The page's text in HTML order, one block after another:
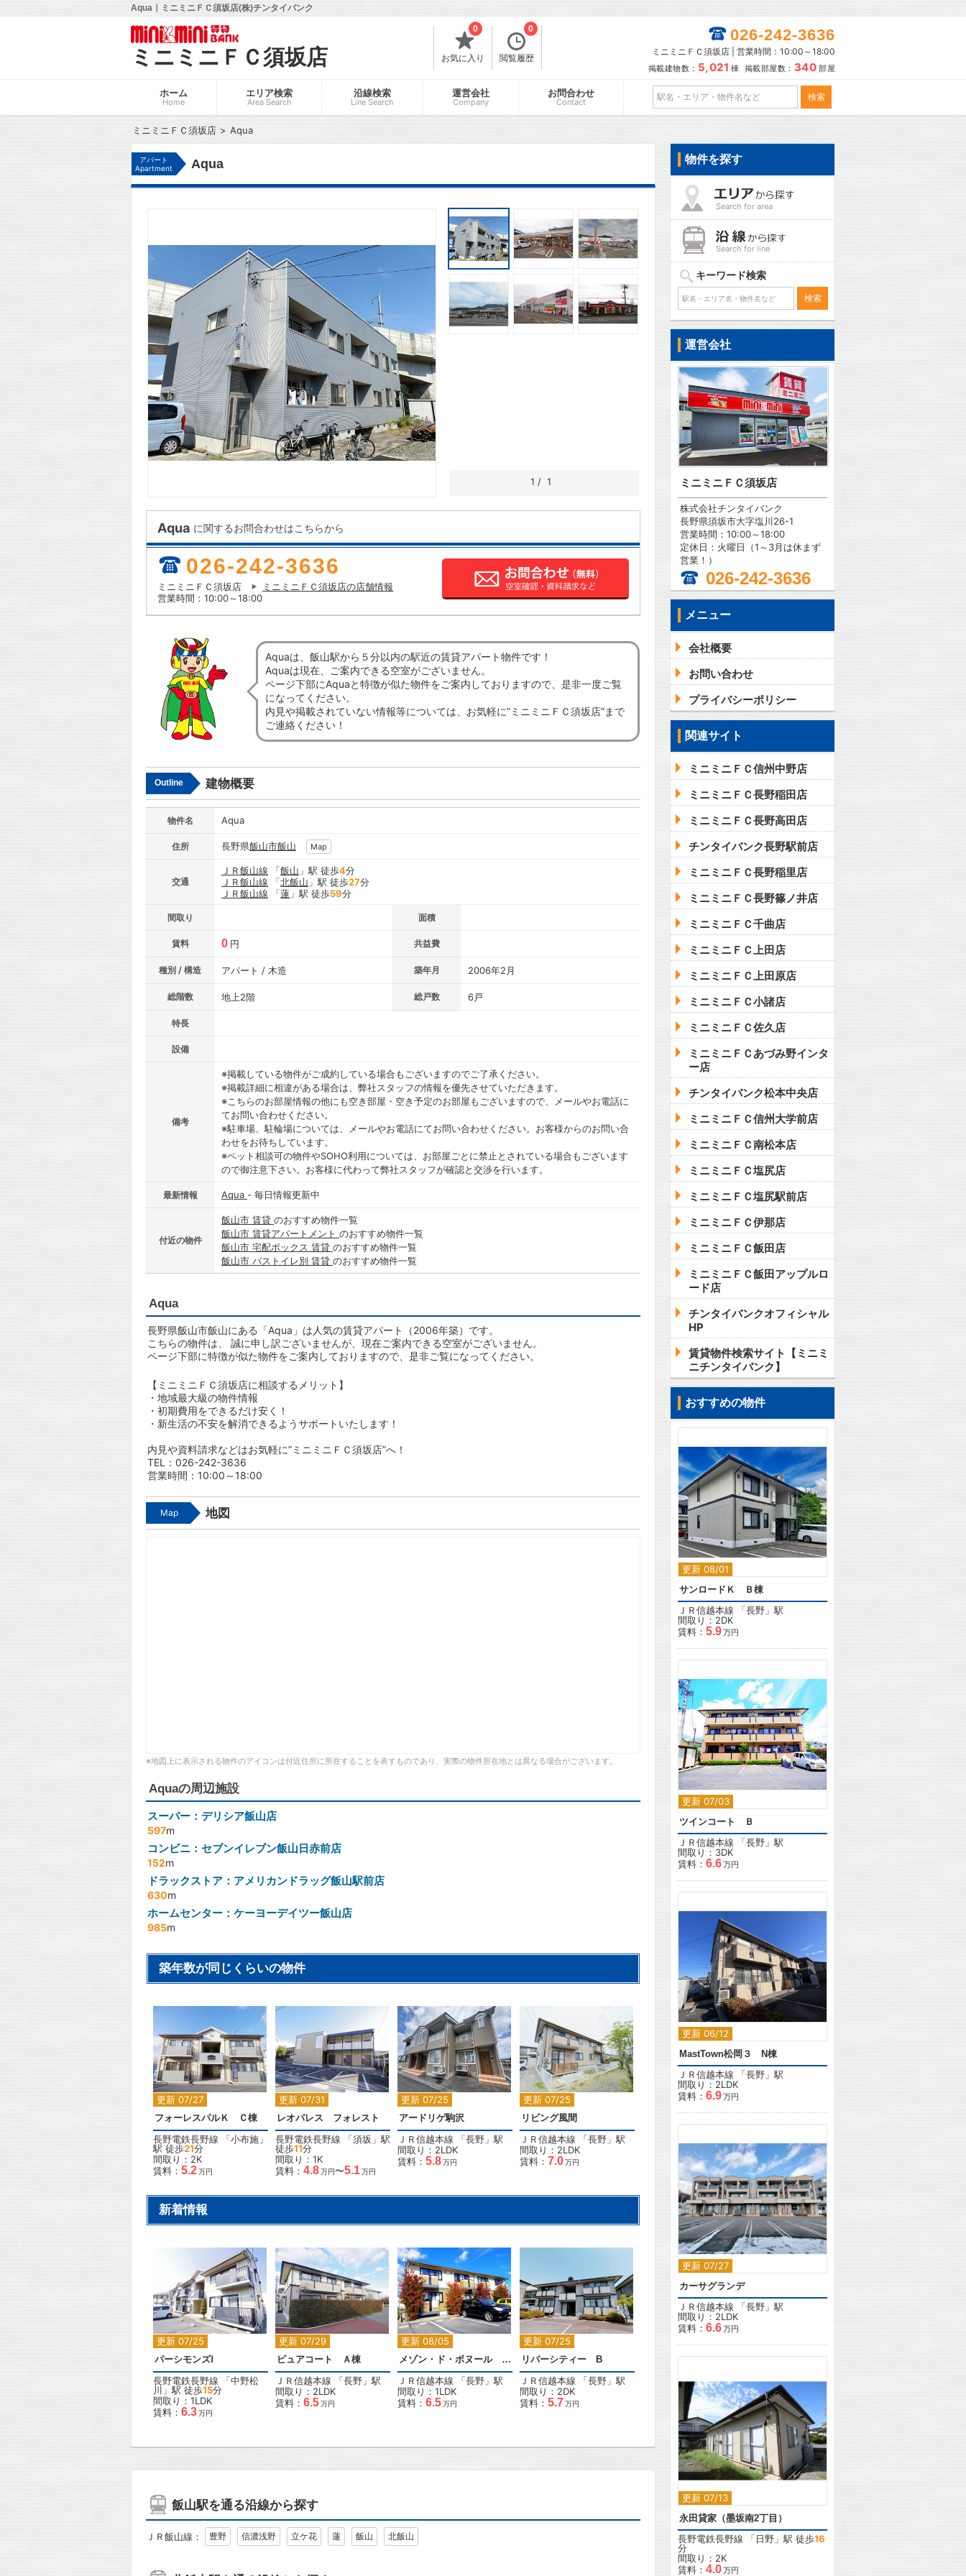
Aqua｜ミニミニＦＣ須坂店(株)チンタイバンク
ミニミニＦＣ須坂店 お気に入り
0
閲覧履歴
0 026-242-3636
ミニミニＦＣ須坂店 | 営業時間：10:00～18:00
掲載建物数： 5,021 棟 掲載部屋数： 340 部屋
ホーム
Home
エリア検索
Area Search
沿線検索
Line Search
運営会社
Company
お問合わせ
Contact
ミニミニＦＣ須坂店 Aqua
アパート
Apartment
Aqua
1 / 1
Aqua に関するお問合わせはこちらから
026-242-3636
ミニミニＦＣ須坂店
ミニミニＦＣ須坂店の店舗情報
営業時間：10:00～18:00
Aquaは、飯山駅から５分以内の駅近の賃貸アパート物件です！
Aquaは現在、ご案内できる空室がございません。
ページ下部にAquaと特徴が似た物件をご案内しておりますので、是非一度ご覧
になってください。
内見や掲載されていない情報等については、お気軽に”ミニミニＦＣ須坂店”まで
ご連絡ください！
Outline 建物概要
物件名 Aqua
住所 長野県飯山市飯山 Map
交通
ＪＲ飯山線 「飯山 」駅 徒歩4分
ＪＲ飯山線 「北飯山 」駅 徒歩27分
ＪＲ飯山線 「蓮 」駅 徒歩59分
間取り 面積
賃料 0 円 共益費
種別 / 構造 アパート / 木造 築年月 2006年2月
総階数 地上2階 総戸数 6戸
特長
設備
備考
※掲載している物件がご成約している場合もございますのでご了承ください。
※掲載詳細に相違がある場合は、弊社スタッフの情報を優先させていただきます。
※こちらのお部屋情報の他にも空き部屋・空き予定のお部屋もございますので、メールやお電話に
てお問い合わせください。
※駐車場、駐輪場については、メールやお電話にてお問い合わせください。お客様からのお問い合
わせをお待ちしています。
※ペット相談可の物件やSOHO利用については、お部屋ごとに禁止とされている場合もございます
ので御注意下さい。お客様に代わって弊社スタッフが確認と交渉を行います。
最新情報 Aqua - 毎日情報更新中
付近の物件
飯山市 賃貸 のおすすめ物件一覧
飯山市 賃貸アパートメント のおすすめ物件一覧
飯山市 宅配ボックス 賃貸 のおすすめ物件一覧
飯山市 バストイレ別 賃貸 のおすすめ物件一覧
Aqua
長野県飯山市飯山にある「Aqua」は人気の賃貸アパート（2006年築）です。
こちらの物件は、 誠に申し訳ございませんが、現在ご案内できる空室がございません。
ページ下部に特徴が似た物件をご案内しておりますので、是非ご覧になってください。
【ミニミニＦＣ須坂店に相談するメリット】
・地域最大級の物件情報
・初期費用をできるだけ安く！
・新生活の不安を解消できるようサポートいたします！
内見や資料請求などはお気軽に”ミニミニＦＣ須坂店”へ！
TEL：026-242-3636
営業時間：10:00～18:00
Map 地図
※地図上に表示される物件のアイコンは付近住所に所在することを表すものであり、実際の物件所在地とは異なる場合がございます。
Aquaの周辺施設
スーパー：デリシア飯山店
597m
コンビニ：セブンイレブン飯山日赤前店
152m
ドラックストア：アメリカンドラッグ飯山駅前店
630m
ホームセンター：ケーヨーデイツー飯山店
985m
築年数が同じくらいの物件
更新 07/27
2
フォーレスパルＫ Ｃ棟
長野電鉄長野線 「小布施 」
駅 徒歩21分
間取り：2K
賃料： 5.2万円
更新 07/31
2
レオパレス フォレスト
長野電鉄長野線 「須坂 」駅
徒歩11分
間取り：1K
賃料： 4.8万円〜5.1万円
更新 07/25
2
アードリゲ駒沢
ＪＲ信越本線 「長野 」駅
間取り：2LDK
賃料： 5.8万円
更新 07/25
2
リビング風間
ＪＲ信越本線 「長野 」駅
間取り：2LDK
賃料： 7.0万円
新着情報
更新 07/25
2
パーシモンズⅠ
長野電鉄長野線 「中野松
川 」駅 徒歩15分
間取り：1LDK
賃料： 6.3万円
更新 07/29
2
ピュアコート Ａ棟
ＪＲ信越本線 「長野 」駅
間取り：2LDK
賃料： 6.5万円
更新 08/05
2
メゾン・ド・ボヌール Ｂ棟
ＪＲ信越本線 「長野 」駅
間取り：1LDK
賃料： 6.5万円
更新 07/25
2
リバーシティー B
ＪＲ信越本線 「長野 」駅
間取り：2DK
賃料： 5.7万円
飯山駅を通る沿線から探す
ＪＲ飯山線： 豊野 信濃浅野 立ケ花 蓮 飯山 北飯山
物件を探す
Search for area
Search for line
キーワード検索
運営会社
ミニミニＦＣ須坂店
株式会社チンタイバンク
長野県須坂市大字塩川26-1
営業時間：10:00～18:00
定休日：火曜日（1～3月は休まず
営業！）
026-242-3636
メニュー
会社概要
お問い合わせ
プライバシーポリシー
関連サイト
ミニミニＦＣ信州中野店
ミニミニＦＣ長野稲田店
ミニミニＦＣ長野高田店
チンタイバンク長野駅前店
ミニミニＦＣ長野稲里店
ミニミニＦＣ長野篠ノ井店
ミニミニＦＣ千曲店
ミニミニＦＣ上田店
ミニミニＦＣ上田原店
ミニミニＦＣ小諸店
ミニミニＦＣ佐久店
ミニミニＦＣあづみ野インタ
ー店
チンタイバンク松本中央店
ミニミニＦＣ信州大学前店
ミニミニＦＣ南松本店
ミニミニＦＣ塩尻店
ミニミニＦＣ塩尻駅前店
ミニミニＦＣ伊那店
ミニミニＦＣ飯田店
ミニミニＦＣ飯田アップルロ
ード店
チンタイバンクオフィシャル
HP
賃貸物件検索サイト【ミニミ
ニチンタイバンク】
おすすめの物件
更新 08/01
2
サンロードＫ Ｂ棟
ＪＲ信越本線 「長野 」駅
間取り：2DK
賃料： 5.9万円
更新 07/03
2
ツインコート Ｂ
ＪＲ信越本線 「長野 」駅
間取り：3DK
賃料： 6.6万円
更新 06/12
2
MastTown松岡３ N棟
ＪＲ信越本線 「長野 」駅
間取り：2LDK
賃料： 6.9万円
更新 07/27
2
カーサグランデ
ＪＲ信越本線 「長野 」駅
間取り：2LDK
賃料： 6.6万円
更新 07/13
2
永田貸家（墨坂南2丁目）
長野電鉄長野線 「日野 」駅 徒歩16
分
間取り：2K
賃料： 4.0万円